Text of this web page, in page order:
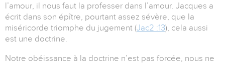
l’amour, il nous faut la professer dans l’amour. Jacques a
écrit dans son épître, pourtant assez sévère, que la
miséricorde triomphe du jugement (Jac2 :13), cela aussi
est une doctrine.
Notre obéissance à la doctrine n’est pas forcée, nous ne